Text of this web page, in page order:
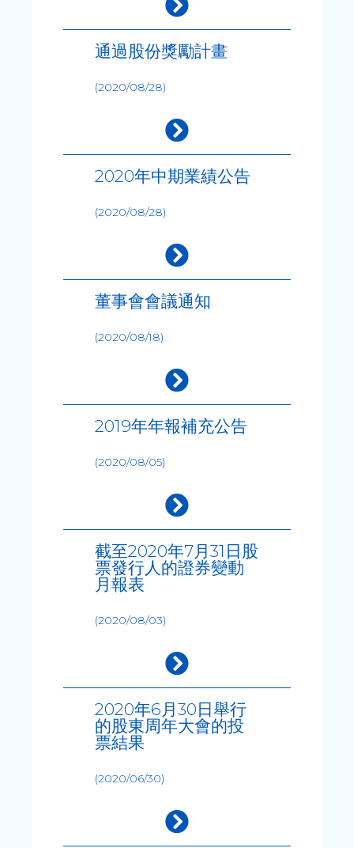
通過股份獎勵計畫
(2020/08/28)
2020年中期業績公告
(2020/08/28)
董事會會議通知
(2020/08/18)
2019年年報補充公告
(2020/08/05)
截至2020年7月31日股
票發行人的證券變動
月報表
(2020/08/03)
2020年6月30日舉行
的股東周年大會的投
票結果
(2020/06/30)